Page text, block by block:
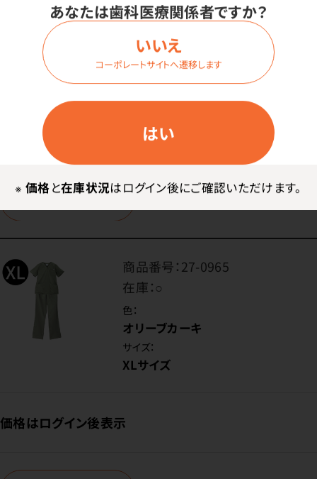
あなたは歯科医療関係者ですか？
はい
いいえ
コーポレートサイトへ遷移します
※ 価格と在庫状況はログイン後にご確認いただけます。
色：
オリーブカーキ
サイズ：
Lサイズ
価格はログイン後表示
ログイン
商品番号：27-0965
在庫：○
色：
オリーブカーキ
サイズ：
XLサイズ
価格はログイン後表示